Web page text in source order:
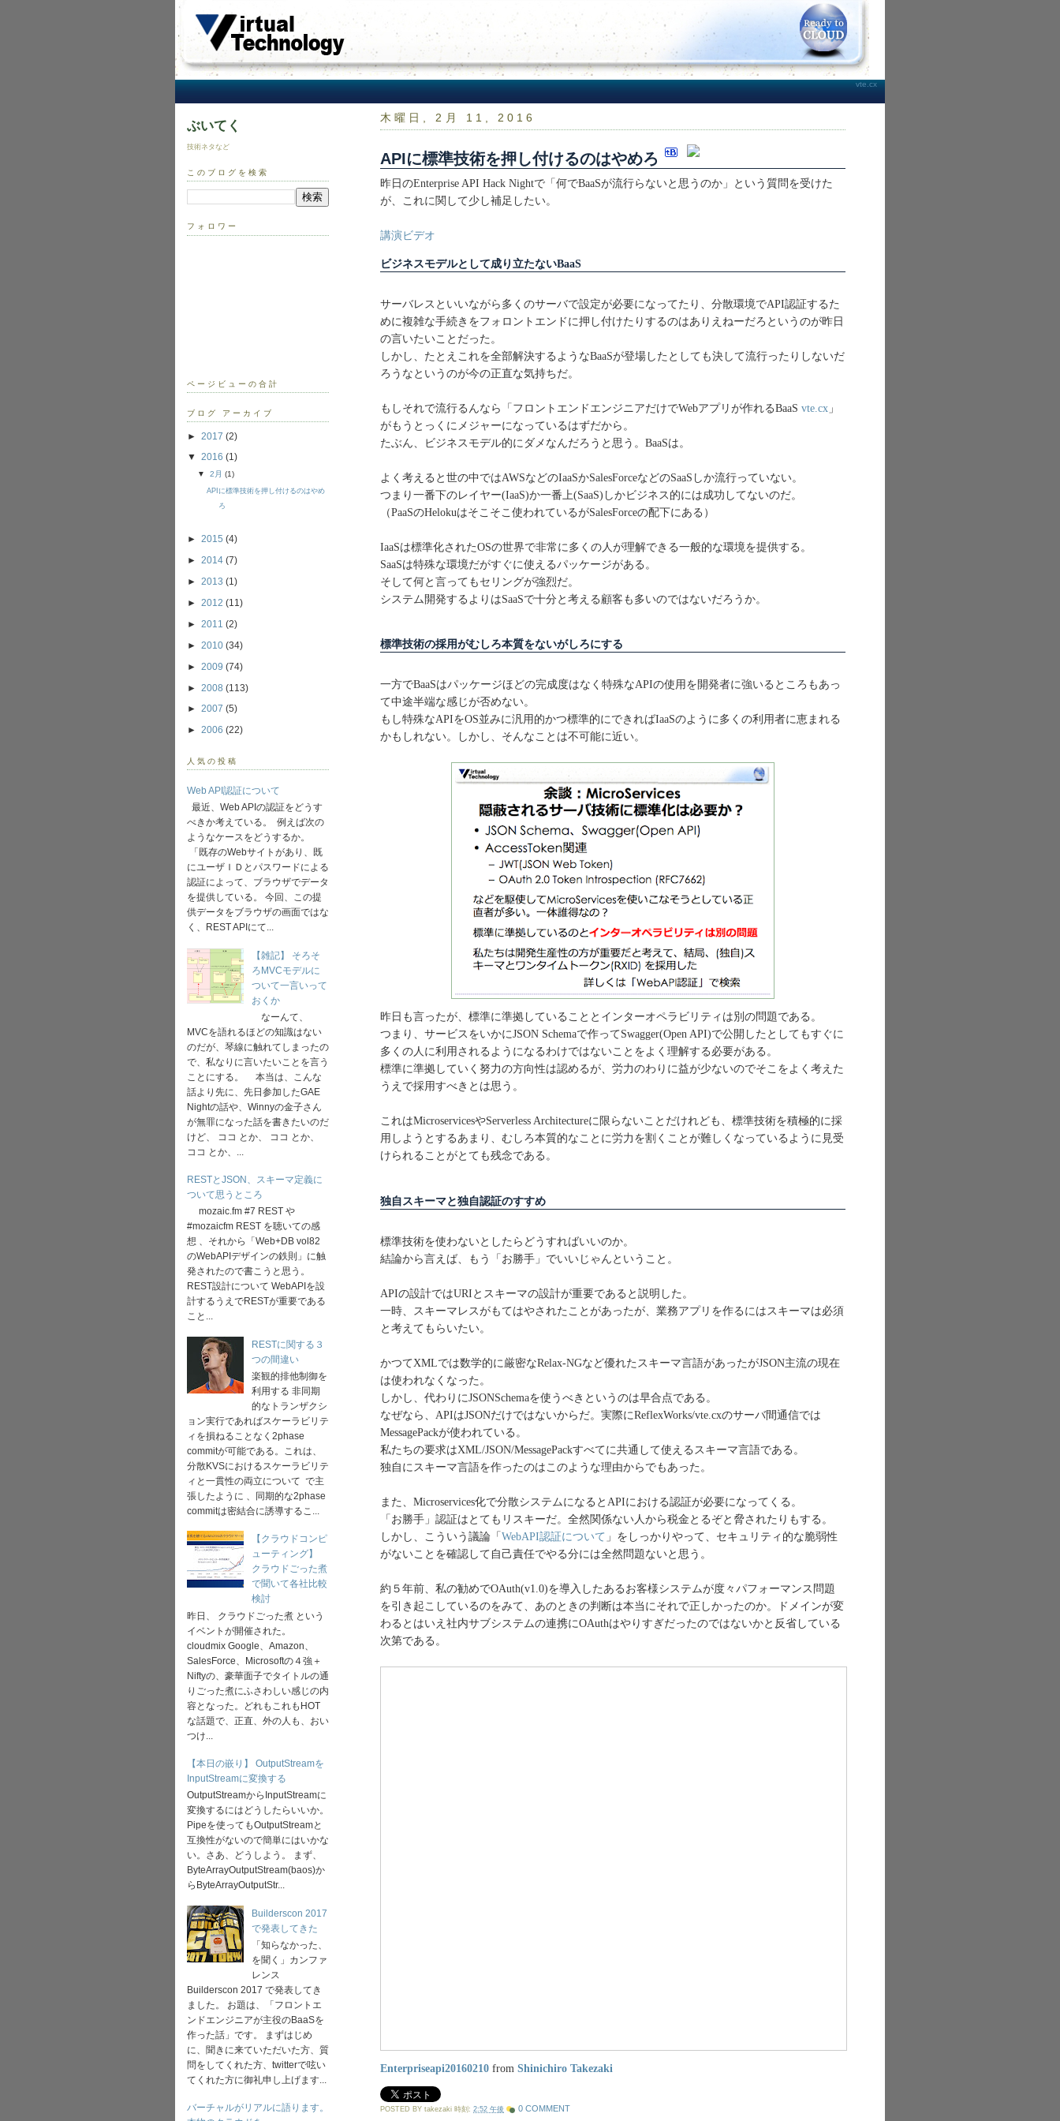
vte.cx
木曜日, 2月 11, 2016
APIに標準技術を押し付けるのはやめろ
昨日のEnterprise API Hack Nightで「何でBaaSが流行らないと思うのか」という質問を受けた
が、これに関して少し補足したい。
講演ビデオ
ビジネスモデルとして成り立たないBaaS
サーバレスといいながら多くのサーバで設定が必要になってたり、分散環境でAPI認証するた
めに複雑な手続きをフォロントエンドに押し付けたりするのはありえねーだろというのが昨日
の言いたいことだった。
しかし、たとえこれを全部解決するようなBaaSが登場したとしても決して流行ったりしないだ
ろうなというのが今の正直な気持ちだ。
もしそれで流行るんなら「フロントエンドエンジニアだけでWebアプリが作れるBaaS vte.cx 」
がもうとっくにメジャーになっているはずだから。
たぶん、ビジネスモデル的にダメなんだろうと思う。BaaSは。
よく考えると世の中ではAWSなどのIaaSかSalesForceなどのSaaSしか流行っていない。
つまり一番下のレイヤー(IaaS)か一番上(SaaS)しかビジネス的には成功してないのだ。
（PaaSのHelokuはそこそこ使われているがSalesForceの配下にある）
IaaSは標準化されたOSの世界で非常に多くの人が理解できる一般的な環境を提供する。
SaaSは特殊な環境だがすぐに使えるパッケージがある。
そして何と言ってもセリングが強烈だ。
システム開発するよりはSaaSで十分と考える顧客も多いのではないだろうか。
標準技術の採用がむしろ本質をないがしろにする
一方でBaaSはパッケージほどの完成度はなく特殊なAPIの使用を開発者に強いるところもあっ
て中途半端な感じが否めない。
もし特殊なAPIをOS並みに汎用的かつ標準的にできればIaaSのように多くの利用者に恵まれる
かもしれない。しかし、そんなことは不可能に近い。
昨日も言ったが、標準に準拠していることとインターオペラビリティは別の問題である。
つまり、サービスをいかにJSON Schemaで作ってSwagger(Open API)で公開したとしてもすぐに
多くの人に利用されるようになるわけではないことをよく理解する必要がある。
標準に準拠していく努力の方向性は認めるが、労力のわりに益が少ないのでそこをよく考えた
うえで採用すべきとは思う。
これはMicroservicesやServerless Architectureに限らないことだけれども、標準技術を積極的に採
用しようとするあまり、むしろ本質的なことに労力を割くことが難しくなっているように見受
けられることがとても残念である。
独自スキーマと独自認証のすすめ
標準技術を使わないとしたらどうすればいいのか。
結論から言えば、もう「お勝手」でいいじゃんということ。
APIの設計ではURIとスキーマの設計が重要であると説明した。
一時、スキーマレスがもてはやされたことがあったが、業務アプリを作るにはスキーマは必須
と考えてもらいたい。
かつてXMLでは数学的に厳密なRelax-NGなど優れたスキーマ言語があったがJSON主流の現在
は使われなくなった。
しかし、代わりにJSONSchemaを使うべきというのは早合点である。
なぜなら、APIはJSONだけではないからだ。実際にReflexWorks/vte.cxのサーバ間通信では
MessagePackが使われている。
私たちの要求はXML/JSON/MessagePackすべてに共通して使えるスキーマ言語である。
独自にスキーマ言語を作ったのはこのような理由からでもあった。
また、Microservices化で分散システムになるとAPIにおける認証が必要になってくる。
「お勝手」認証はとてもリスキーだ。全然関係ない人から税金とるぞと脅されたりもする。
しかし、こういう議論「WebAPI認証について 」をしっかりやって、セキュリティ的な脆弱性
がないことを確認して自己責任でやる分には全然問題ないと思う。
約５年前、私の勧めでOAuth(v1.0)を導入したあるお客様システムが度々パフォーマンス問題
を引き起こしているのをみて、あのときの判断は本当にそれで正しかったのか。ドメインが変
わるとはいえ社内サブシステムの連携にOAuthはやりすぎだったのではないかと反省している
次第である。
Enterpriseapi20160210 from Shinichiro Takezaki
POSTED BY takezaki 時刻: 2:52 午後 0 COMMENT
ぶいてく
技術ネタなど
このブログを検索
フォロワー
ページビューの合計
ブログ アーカイブ
► 2017 (2)
▼ 2016 (1)
▼ 2月 (1)
APIに標準技術を押し付けるのはやめ
ろ
► 2015 (4)
► 2014 (7)
► 2013 (1)
► 2012 (11)
► 2011 (2)
► 2010 (34)
► 2009 (74)
► 2008 (113)
► 2007 (5)
► 2006 (22)
人気の投稿
Web API認証について
最近、Web APIの認証をどうす
べきか考えている。 例えば次の
ようなケースをどうするか。
「既存のWebサイトがあり、既
にユーザＩＤとパスワードによる
認証によって、ブラウザでデータ
を提供している。 今回、この提
供データをブラウザの画面ではな
く、REST APIにて...
【雑記】 そろそ
ろMVCモデルに
ついて一言いって
おくか
なーんて、
MVCを語れるほどの知識はない
のだが、琴線に触れてしまったの
で、私なりに言いたいことを言う
ことにする。 本当は、こんな
話より先に、先日参加したGAE
Nightの話や、Winnyの金子さん
が無罪になった話を書きたいのだ
けど、 ココ とか、 ココ とか、
ココ とか、...
RESTとJSON、スキーマ定義に
ついて思うところ
mozaic.fm #7 REST や
#mozaicfm REST を聴いての感
想 、それから「Web+DB vol82
のWebAPIデザインの鉄則」に触
発されたので書こうと思う。
REST設計について WebAPIを設
計するうえでRESTが重要である
こと...
RESTに関する３
つの間違い
楽観的排他制御を
利用する 非同期
的なトランザクシ
ョン実行であればスケーラビリテ
ィを損ねることなく2phase
commitが可能である。これは、
分散KVSにおけるスケーラビリテ
ィと一貫性の両立について で主
張したように 、同期的な2phase
commitは密結合に誘導するこ...
【クラウドコンピ
ューティング】
クラウドごった煮
で聞いて各社比較
検討
昨日、 クラウドごった煮 という
イベントが開催された。
cloudmix Google、Amazon、
SalesForce、Microsoftの４強＋
Niftyの、豪華面子でタイトルの通
りごった煮にふさわしい感じの内
容となった。どれもこれもHOT
な話題で、正直、外の人も、おい
つけ...
【本日の嵌り】 OutputStreamを
InputStreamに変換する
OutputStreamからInputStreamに
変換するにはどうしたらいいか。
Pipeを使ってもOutputStreamと
互換性がないので簡単にはいかな
い。さあ、どうしよう。 まず、
ByteArrayOutputStream(baos)か
らByteArrayOutputStr...
Builderscon 2017
で発表してきた
「知らなかった、
を聞く」カンファ
レンス
Builderscon 2017 で発表してき
ました。 お題は、「フロントエ
ンドエンジニアが主役のBaaSを
作った話」です。 まずはじめ
に、聞きに来ていただいた方、質
問をしてくれた方、twitterで呟い
てくれた方に御礼申し上げます...
バーチャルがリアルに語ります。